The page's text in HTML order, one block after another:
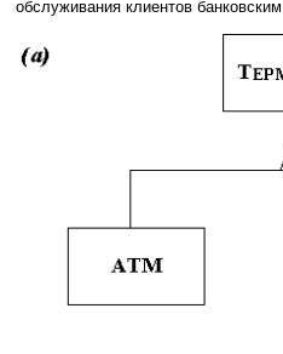
обслуживания клиентов